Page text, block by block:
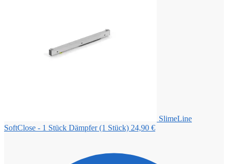
SlimeLine
SoftClose - 1 Stück Dämpfer (1 Stück) 24,90 €